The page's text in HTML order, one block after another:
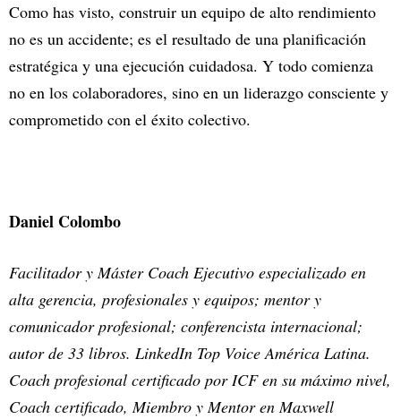
Como has visto, construir un equipo de alto rendimiento
no es un accidente; es el resultado de una planificación
estratégica y una ejecución cuidadosa. Y todo comienza
no en los colaboradores, sino en un liderazgo consciente y
comprometido con el éxito colectivo.
Daniel Colombo
Facilitador y Máster Coach Ejecutivo especializado en
alta gerencia, profesionales y equipos; mentor y
comunicador profesional; conferencista internacional;
autor de 33 libros. LinkedIn Top Voice América Latina.
Coach profesional certificado por ICF en su máximo nivel,
Coach certificado, Miembro y Mentor en Maxwell